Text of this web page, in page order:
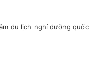
du lịch nghỉ dưỡng quốc